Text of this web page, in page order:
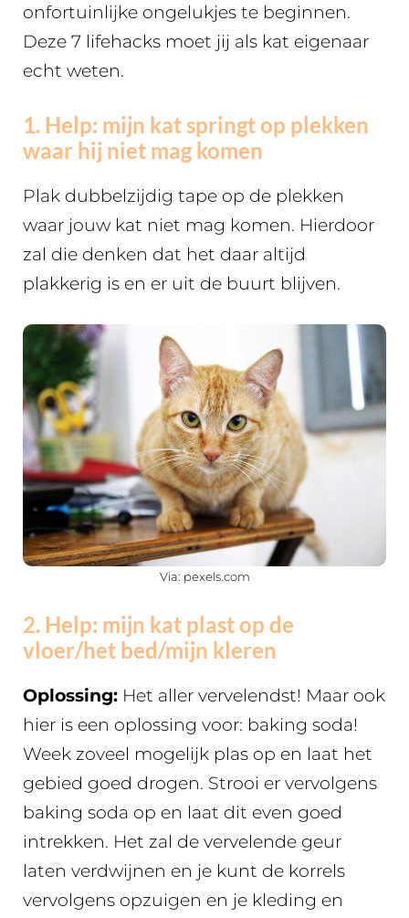
onfortuinlijke ongelukjes te beginnen.
Deze 7 lifehacks moet jij als kat eigenaar
echt weten.
1. Help: mijn kat springt op plekken
waar hij niet mag komen
Plak dubbelzijdig tape op de plekken
waar jouw kat niet mag komen. Hierdoor
zal die denken dat het daar altijd
plakkerig is en er uit de buurt blijven.
Via: pexels.com
2. Help: mijn kat plast op de
vloer/het bed/mijn kleren
Oplossing: Het aller vervelendst! Maar ook
hier is een oplossing voor: baking soda!
Week zoveel mogelijk plas op en laat het
gebied goed drogen. Strooi er vervolgens
baking soda op en laat dit even goed
intrekken. Het zal de vervelende geur
laten verdwijnen en je kunt de korrels
vervolgens opzuigen en je kleding en